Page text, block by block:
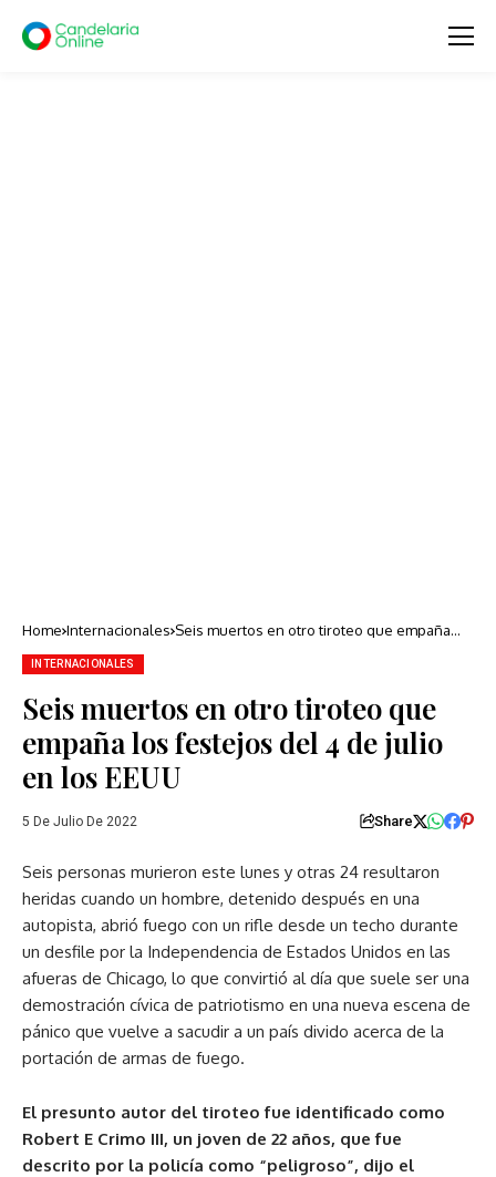
Home Internacionales Seis muertos en otro tiroteo que empaña
INTERNACIONALES
Seis muertos en otro tiroteo que
empaña los festejos del 4 de julio
en los EEUU
5 De Julio De 2022 Share
Seis personas murieron este lunes y otras 24 resultaron
heridas cuando un hombre, detenido después en una
autopista, abrió fuego con un rifle desde un techo durante
un desfile por la Independencia de Estados Unidos en las
afueras de Chicago, lo que convirtió al día que suele ser una
demostración cívica de patriotismo en una nueva escena de
pánico que vuelve a sacudir a un país divido acerca de la
portación de armas de fuego.
El presunto autor del tiroteo fue identificado como
Robert E Crimo III, un joven de 22 años, que fue
descrito por la policía como “peligroso”, dijo el